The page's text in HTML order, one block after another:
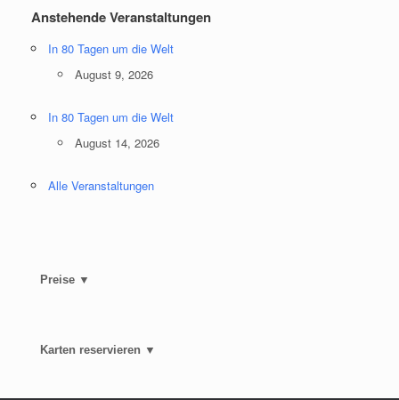
Anstehende Veranstaltungen
In 80 Tagen um die Welt
August 9, 2026
In 80 Tagen um die Welt
August 14, 2026
Alle Veranstaltungen
Preise ▼
Karten reservieren ▼